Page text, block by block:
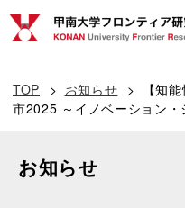
TOP お知らせ
【知
市2025 ～イノベーション
お知らせ